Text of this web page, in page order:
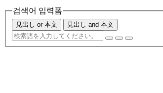
검색어 입력폼
見出し or 本文 見出し and 本文